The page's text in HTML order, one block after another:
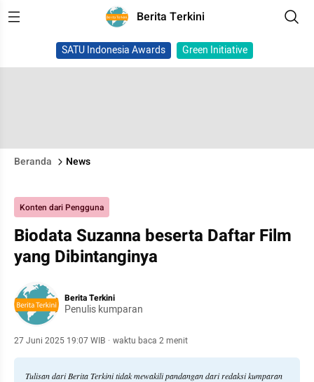
Berita Terkini
SATU Indonesia Awards Green Initiative
Beranda News
Konten dari Pengguna
Biodata Suzanna beserta Daftar Film
yang Dibintanginya
Berita Terkini
Penulis kumparan
27 Juni 2025 19:07 WIB · waktu baca 2 menit
Tulisan dari Berita Terkini tidak mewakili pandangan dari redaksi kumparan